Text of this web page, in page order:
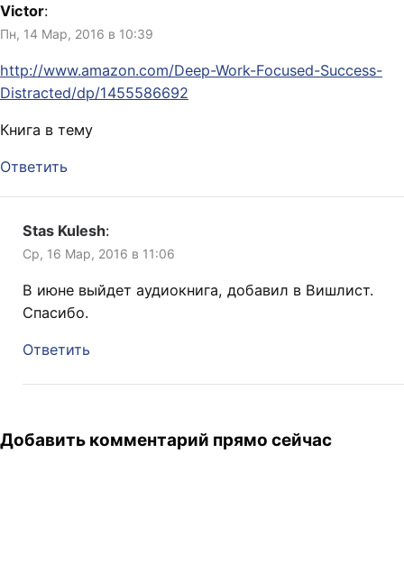
Victor:
Пн, 14 Мар, 2016 в 10:39
http://www.amazon.com/Deep-Work-Focused-Success-
Distracted/dp/1455586692
Книга в тему
Ответить
Stas Kulesh:
Ср, 16 Мар, 2016 в 11:06
В июне выйдет аудиокнига, добавил в Вишлист.
Спасибо.
Ответить
Добавить комментарий прямо сейчас